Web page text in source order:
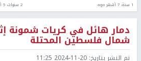
1 سنة، 7 أشهر ago 2 سنوات، 5 أشهر ago
دمار هائل في كريات شمونة
شمال فلسطين المحتلة
تم النشر بتاريخ: 2024-11-20 11:25